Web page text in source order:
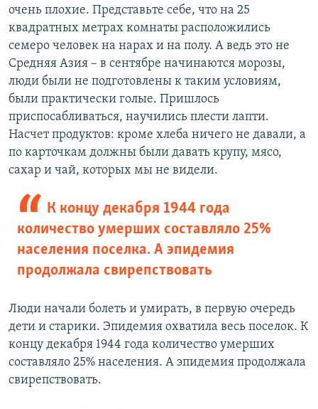
очень плохие. Представьте себе, что на 25
квадратных метрах комнаты расположились
семеро человек на нарах и на полу. А ведь это не
Средняя Азия – в сентябре начинаются морозы,
люди были не подготовлены к таким условиям,
были практически голые. Пришлось
приспосабливаться, научились плести лапти.
Насчет продуктов: кроме хлеба ничего не давали, а
по карточкам должны были давать крупу, мясо,
сахар и чай, которых мы не видели.
К концу декабря 1944 года
количество умерших составляло 25%
населения поселка. А эпидемия
продолжала свирепствовать
Люди начали болеть и умирать, в первую очередь
дети и старики. Эпидемия охватила весь поселок. К
концу декабря 1944 года количество умерших
составляло 25% населения. А эпидемия продолжала
свирепствовать.